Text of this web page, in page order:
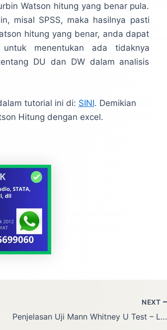
Watson hitung yang benar pula.
misal SPSS, maka hasilnya pasti
hitung yang benar, anda dapat
untuk menentukan ada tidaknya
DU dan DW dalam analisis
tutorial ini di: SINI. Demikian
Hitung dengan excel.
NEXT
Penjelasan Uji Mann Whitney U Test – Lengkap